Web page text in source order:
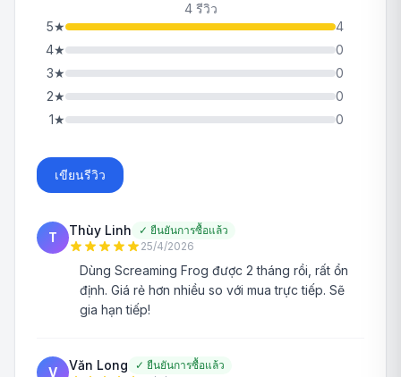
4 รีวิว
5★
4
4★
0
3★
0
2★
0
1★ 0
เขียนรีวิว
T Thùy Linh ✓ ยืนยันการซื้อแล้ว
25/4/2026
Dùng Screaming Frog được 2 tháng rồi, rất ổn
định. Giá rẻ hơn nhiều so với mua trực tiếp. Sẽ
gia hạn tiếp!
V Văn Long ✓ ยืนยันการซื้อแล้ว